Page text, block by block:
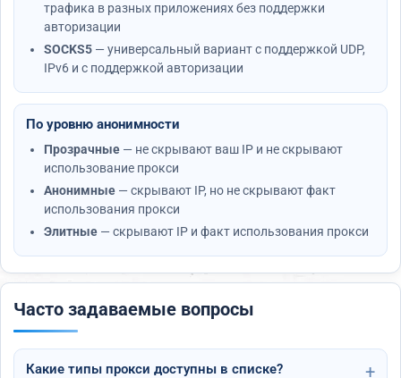
трафика в разных приложениях без поддержки
авторизации
SOCKS5 — универсальный вариант с поддержкой UDP,
IPv6 и с поддержкой авторизации
По уровню анонимности
Прозрачные — не скрывают ваш IP и не скрывают
использование прокси
Анонимные — скрывают IP, но не скрывают факт
использования прокси
Элитные — скрывают IP и факт использования прокси
Часто задаваемые вопросы
Какие типы прокси доступны в списке?